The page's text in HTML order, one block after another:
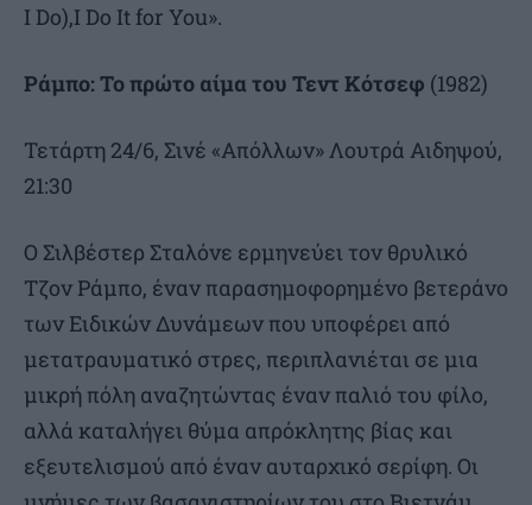
I Do),I Do It for You».
Ράμπο: Το πρώτο αίμα του Τεντ Κότσεφ (1982)
Τετάρτη 24/6, Σινέ «Απόλλων» Λουτρά Αιδηψού,
21:30
Ο Σιλβέστερ Σταλόνε ερμηνεύει τον θρυλικό
Τζον Ράμπο, έναν παρασημοφορημένο βετεράνο
των Ειδικών Δυνάμεων που υποφέρει από
μετατραυματικό στρες, περιπλανιέται σε μια
μικρή πόλη αναζητώντας έναν παλιό του φίλο,
αλλά καταλήγει θύμα απρόκλητης βίας και
εξευτελισμού από έναν αυταρχικό σερίφη. Οι